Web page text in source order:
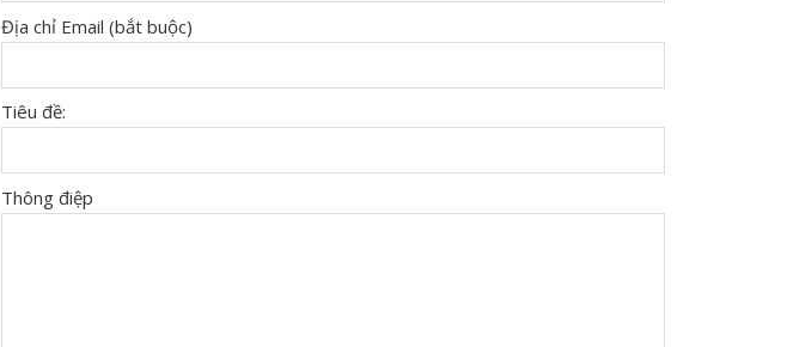
Địa chỉ Email (bắt buộc)
Tiêu đề:
Thông điệp